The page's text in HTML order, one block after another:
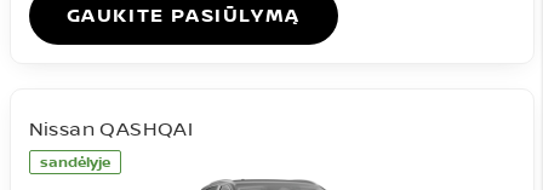
GAUKITE PASIŪLYMĄ
sandėlyje
Nissan QASHQAI